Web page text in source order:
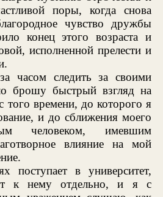
поры, когда снова
чувство дружбы
конец этого возраста и
исполненной прелести и
часом следить за своими
брошу быстрый взгляд на
того времени, до которого я
и до сближения моего
человеком, имевшим
влияние на мой
поступает в университет,
к нему отдельно, и я с